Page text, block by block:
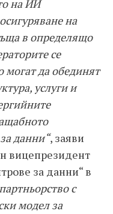
на ИИ
на
в определящо
се
могат да обединят
услуги и
данни“, заяви
вицепрезидент
за данни“ в
с
модел за